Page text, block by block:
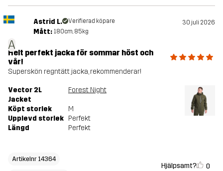
A
Astrid L. Verifierad köpare 30 juli 2026
Mått: 180cm, 85kg
Helt perfekt jacka för sommar höst och
vår!
Superskön regntätt jacka, rekommenderar!
Vector 2L
Jacket
Forest Night
Köpt storlek
M
Upplevd storlek Perfekt
Längd
Perfekt
Artikelnr 14364
Hjälpsamt? 0